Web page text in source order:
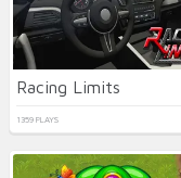
Racing Limits
1359 PLAYS